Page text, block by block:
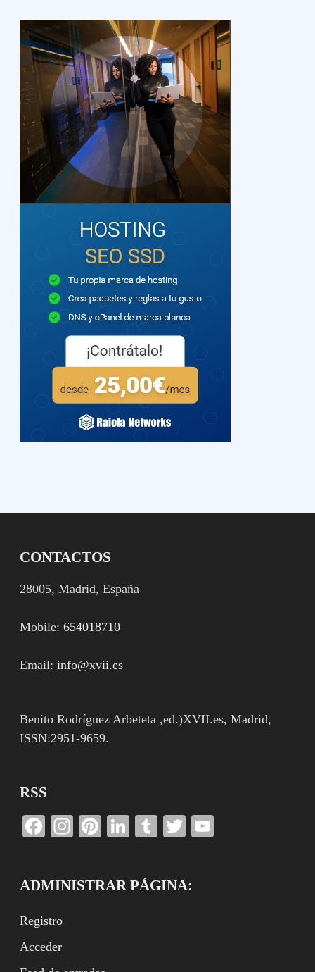
CONTACTOS
28005, Madrid, España
Mobile:654018710
Email:info@xvii.es
Benito Rodríguez Arbeteta ,ed.)XVII.es, Madrid,
ISSN:2951-9659.
RSS
Facebook
Instagram
Pinterest
LinkedIn
TumblrTwitter
ADMINISTRAR PÁGINA:
Registro
Acceder